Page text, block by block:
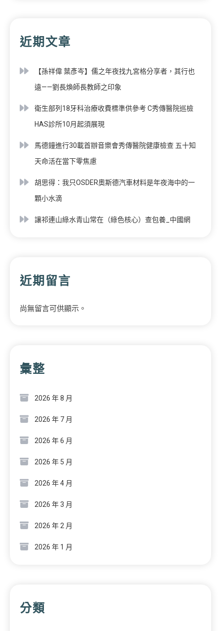
近期文章
【孫祥偉 葉彥岑】儒之年夜找九宮格分享者，其行也
遠——劉長煥師長教師之印象
衛生部列18牙科治療收費標準供參考 C秀傳醫院巡檢
HAS診所10月起須展現
馬德鐘進行30載首辦音樂會秀傳醫院健康檢查 五十知
天命活在當下零焦慮
胡思得：我只OSDER奧斯德汽車材料是年夜海中的一
顆小水滴
讓祁連山綠水青山常在（綠色核心）查包養_中國網
近期留言
尚無留言可供顯示。
彙整
2026 年 8 月
2026 年 7 月
2026 年 6 月
2026 年 5 月
2026 年 4 月
2026 年 3 月
2026 年 2 月
2026 年 1 月
分類